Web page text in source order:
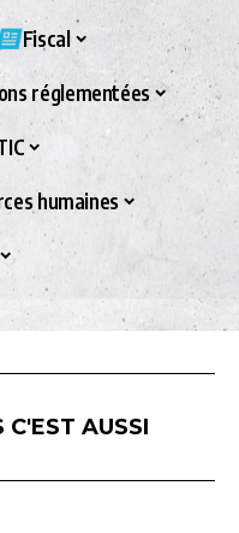
Fiscal
réglementées
humaines
C'EST AUSSI